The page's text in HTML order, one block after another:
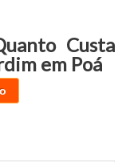
Custa
em Poá